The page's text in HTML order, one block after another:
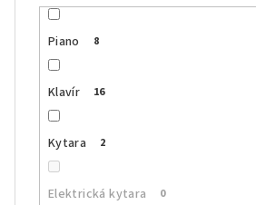
Piano 8
Klavír 16
Kytara 2
Elektrická kytara 0